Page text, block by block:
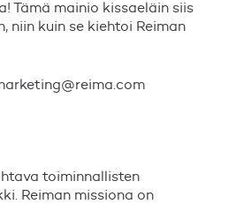
Tämä mainio kissaeläin siis
niin kuin se kiehtoi Reiman
toiminnallisten
Reiman missiona on